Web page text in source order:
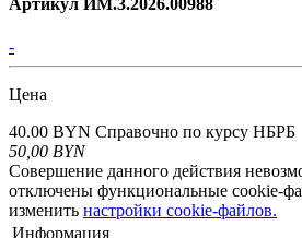
-
Цена
40.00 BYN Справочно по курсу НБРБ
50,00 BYN
Совершение данного действия
отключены функциональные cookie-
изменить настройки cookie-файлов.
Информация